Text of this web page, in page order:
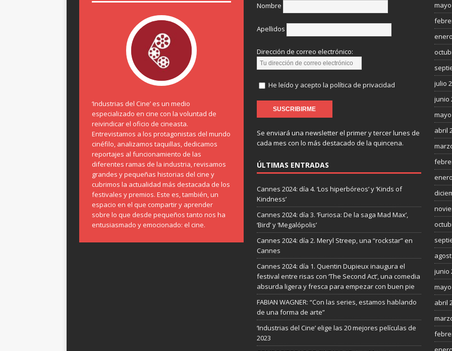
‘Industrias del Cine’ es un medio
especializado en cine con la voluntad de
reivindicar el oficio de cineasta.
Entrevistamos a los protagonistas del mundo
cinéfilo, analizamos taquillas, dedicamos
reportajes al funcionamiento de las
diferentes ramas de la industria, revisamos
grandes y pequeñas historias del cine y
cubrimos la actualidad más destacada de los
festivales y premios. Este es, también, un
espacio en el que compartir y aprender
sobre lo que desde pequeños tanto nos ha
entusiasmado y emocionado: el cine.
Nombre
Apellidos
Dirección de correo electrónico:
He leído y acepto la política de privacidad
Se enviará una newsletter el primer y tercer lunes de
cada mes con lo más destacado de la quincena.
ÚLTIMAS ENTRADAS
Cannes 2024: día 4. ‘Los hiperbóreos’ y ‘Kinds of
Kindness’
Cannes 2024: día 3. ‘Furiosa: De la saga Mad Max’,
‘Bird’ y ‘Megalópolis’
Cannes 2024: día 2. Meryl Streep, una “rockstar” en
Cannes
Cannes 2024: día 1. Quentin Dupieux inaugura el
festival entre risas con ‘The Second Act’, una comedia
absurda ligera y fresca para empezar con buen pie
FABIAN WAGNER: “Con las series, estamos hablando
de una forma de arte”
‘Industrias del Cine’ elige las 20 mejores películas de
2023
julio
junio
abril
junio
abril